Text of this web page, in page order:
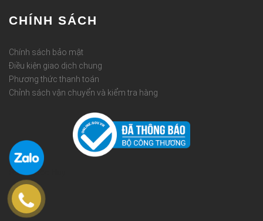
CHÍNH SÁCH
Chính sách bảo mật
Điều kiện giao dịch chung
Phương thức thanh toán
Chỉnh sách vận chuyển và kiểm tra hàng
Rèm Quốc Huy